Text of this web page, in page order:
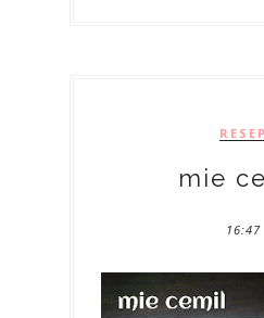
RESEP
mie
16:47